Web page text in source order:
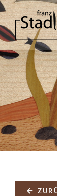
Zum
Inhalt
springen